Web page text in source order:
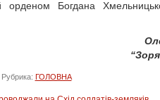
орденом Богдана
Рубрика: ГОЛОВНА